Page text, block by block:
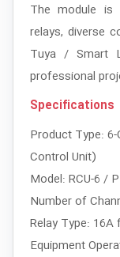
The module is
relays, diverse
Tuya / Smart
professional
Specifications
Product Type:
Control Unit)
Model: RCU-6 /
Number of
Relay Type: 16A
Equipment